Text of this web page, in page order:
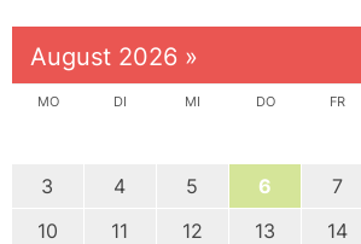
August 2026 »
MO DI MI DO FR
3
4 5 6 7
10
11 12 13 14